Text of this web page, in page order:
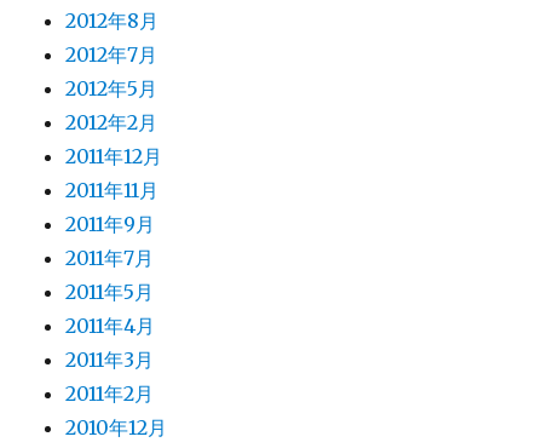
2012年8月
2012年7月
2012年5月
2012年2月
2011年12月
2011年11月
2011年9月
2011年7月
2011年5月
2011年4月
2011年3月
2011年2月
2010年12月